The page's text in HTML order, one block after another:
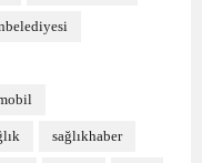
sağlıkhaber